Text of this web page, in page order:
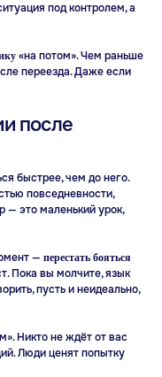
под контролем, а
«на потом». Чем раньше
переезда. Даже если
после
быстрее, чем до него.
повседневности,
— это маленький урок,
— перестать бояться
Пока вы молчите, язык
пусть и неидеально,
Никто не ждёт от вас
Люди ценят попытку